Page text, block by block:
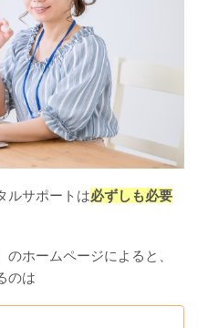
ルサポートは必ずしも必要
ホームページによると、
のは